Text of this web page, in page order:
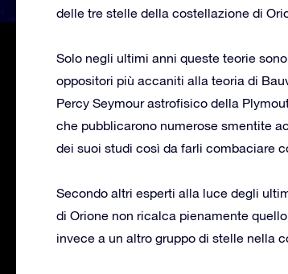
delle tre stelle della costellazione di
Solo negli ultimi anni queste teorie
oppositori più accaniti alla teoria di
Percy Seymour astrofisico della
che pubblicarono numerose smentite
dei suoi studi così da farli combaciare
Secondo altri esperti alla luce degli
di Orione non ricalca pienamente
invece a un altro gruppo di stelle nella